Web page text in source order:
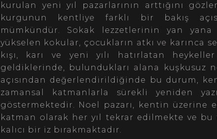
kurulan yeni yıl pazarlarının arttığını
kurgunun kentliye farklı bir bakış
mümkündür. Sokak lezzetlerinin yan yana
yükselen kokular, çocukların atkı ve karınca
kışı, karı ve yeni yılı hatırlatan
geldiklerinde, bulundukları alana kuşkusuz
açısından değerlendirildiğinde bu durum,
zamansal katmanlarla sürekli yeniden
göstermektedir. Noel pazarı, kentin üzerine
katman olarak her yıl tekrar edilmekte ve
kalıcı bir iz bırakmaktadır.